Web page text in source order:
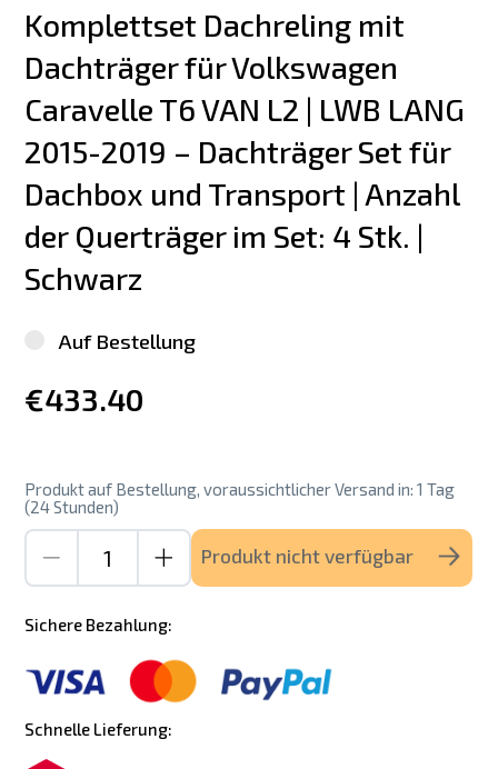
Komplettset Dachreling mit
Dachträger für Volkswagen
Caravelle T6 VAN L2 | LWB LANG
2015-2019 – Dachträger Set für
Dachbox und Transport | Anzahl
der Querträger im Set: 4 Stk. |
Schwarz
Auf Bestellung
€433.40
Produkt auf Bestellung, voraussichtlicher Versand in: 1 Tag
(24 Stunden)
Produkt nicht verfügbar
Sichere Bezahlung:
Schnelle Lieferung: